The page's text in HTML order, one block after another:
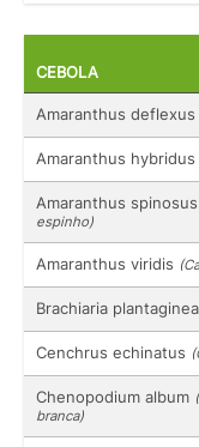
CEBOLA
Amaranthus deflexus
Amaranthus hybridus
Amaranthus spinosus
espinho)
Amaranthus viridis
Brachiaria plantaginea
Cenchrus echinatus
Chenopodium album
branca)